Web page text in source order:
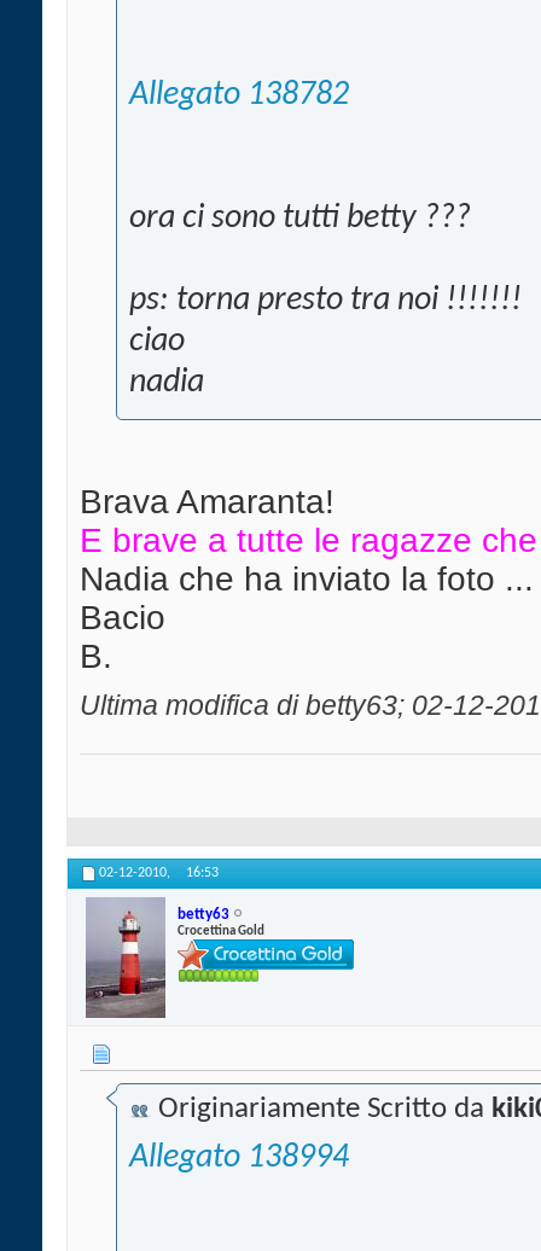
Allegato 138782
ora ci sono tutti betty ???
ps: torna presto tra noi !!!!!!!
ciao
nadia
Brava Amaranta!
E brave a tutte le ragazze
Nadia che ha inviato la foto
Bacio
B.
Ultima modifica di betty63; 02-12-
02-12-2010, 16:53
betty63
Crocettina Gold
Originariamente Scritto da
Allegato 138994